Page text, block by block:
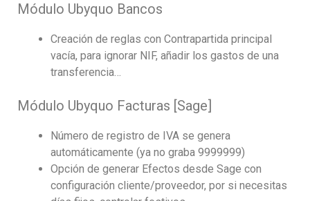
Módulo Ubyquo Bancos
Creación de reglas con Contrapartida principal
vacía, para ignorar NIF, añadir los gastos de una
transferencia…
Módulo Ubyquo Facturas [Sage]
Número de registro de IVA se genera
automáticamente (ya no graba 9999999)
Opción de generar Efectos desde Sage con
configuración cliente/proveedor, por si necesitas